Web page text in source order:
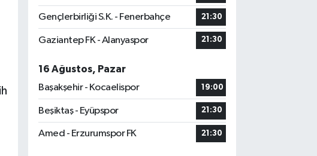
Gençlerbirliği S.K. - Fenerbahçe 21:30
Gaziantep FK - Alanyaspor 21:30
16 Ağustos, Pazar
Başakşehir - Kocaelispor
19:00
Beşiktaş - Eyüpspor 21:30
Amed - Erzurumspor FK 21:30